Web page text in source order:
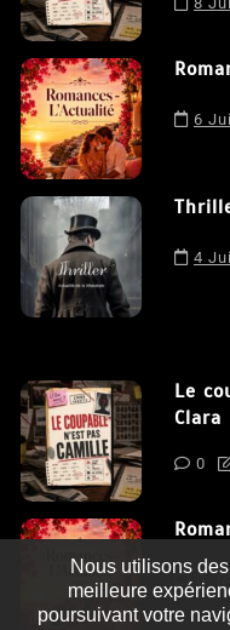
6
4
Le
Clara
0
0
Nous utilisons
meilleure
poursuivant votre